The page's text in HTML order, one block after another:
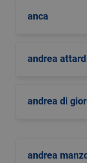
anca
andrea attard
andrea di
andrea